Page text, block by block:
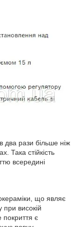
два рази більше ніж
Така стійкість
всередині
що являє
при високій
покриття є